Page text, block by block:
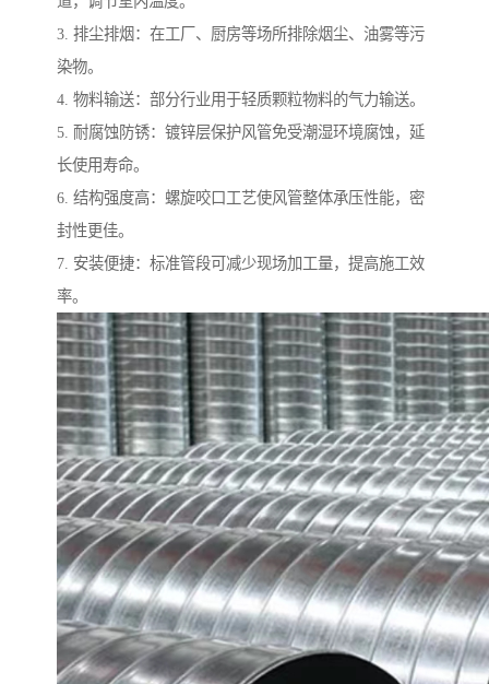
3. 排尘排烟：在工厂、厨房等场所排除烟尘、油雾等污
染物。
4. 物料输送：部分行业用于轻质颗粒物料的气力输送。
5. 耐腐蚀防锈：镀锌层保护风管免受潮湿环境腐蚀，延
长使用寿命。
6. 结构强度高：螺旋咬口工艺使风管整体承压性能，密
封性更佳。
7. 安装便捷：标准管段可减少现场加工量，提高施工效
率。